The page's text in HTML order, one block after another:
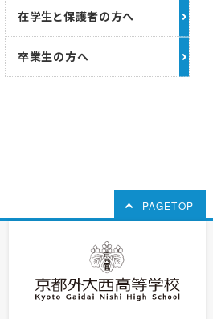
在学生と保護者の方へ
卒業生の方へ
PAGETOP